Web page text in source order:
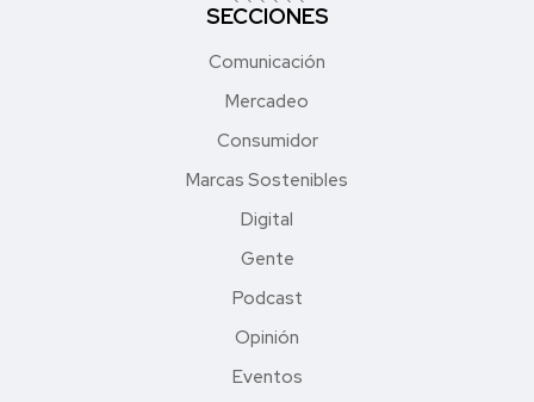
SECCIONES
Comunicación
Mercadeo
Consumidor
Marcas Sostenibles
Digital
Gente
Podcast
Opinión
Eventos